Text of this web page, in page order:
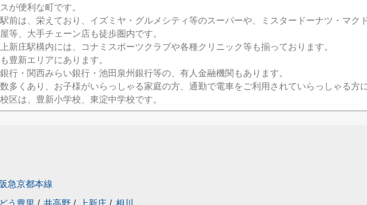
が便利な町です。
前は、栄えており、イズミヤ・グルメシティ等のスーパーや、ミスタードーナツ・マク
等、大手チェーン店も徒歩圏内です。
新庄駅構内には、コナミスポーツクラブや各種クリニック等も揃っております。
豊新エリアにあります。
行・関西みらい銀行・池田泉州銀行等の、有人金融機関もあります。
多くあり、お子様がいらっしゃる家庭の方、通勤で電車をご利用されていらっしゃる方
区は、豊新小学校、東淀中学校です。
阪急京都本線